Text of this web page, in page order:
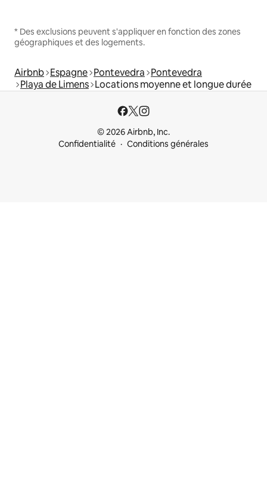
* Des exclusions peuvent s'appliquer en fonction des zones
géographiques et des logements.
Airbnb Espagne Pontevedra Pontevedra
Playa de Limens Locations moyenne et longue durée
© 2026 Airbnb, Inc.
Confidentialité
Conditions générales